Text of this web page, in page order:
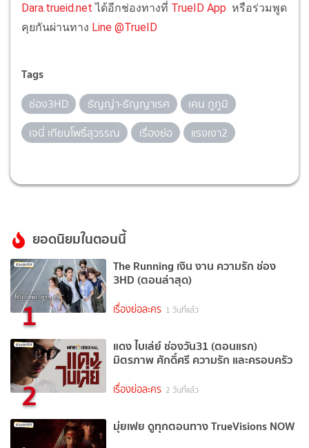
Dara.trueid.net ได้อีกช่องทางที่ TrueID App หรือร่วมพูด
คุยกันผ่านทาง Line @TrueID
Tags
ช่อง3HD ธัญญ่า-ธัญญาเรศ
เคน ภูภูมิ
เจนี่ เทียนโพธิ์สุวรรณ
เรื่องย่อ แรงเงา2
ยอดนิยมในตอนนี้
1
The Running เงิน งาน ความรัก ช่อง
3HD (ตอนล่าสุด)
เรื่องย่อละคร 1 วันที่แล้ว
2
แดง ไบเล่ย์ ช่องวัน31 (ตอนแรก)
มิตรภาพ ศักดิ์ศรี ความรัก และครอบครัว
เรื่องย่อละคร 2 วันที่แล้ว
มุ่ยเฟย ดูทุกตอนทาง TrueVisions NOW